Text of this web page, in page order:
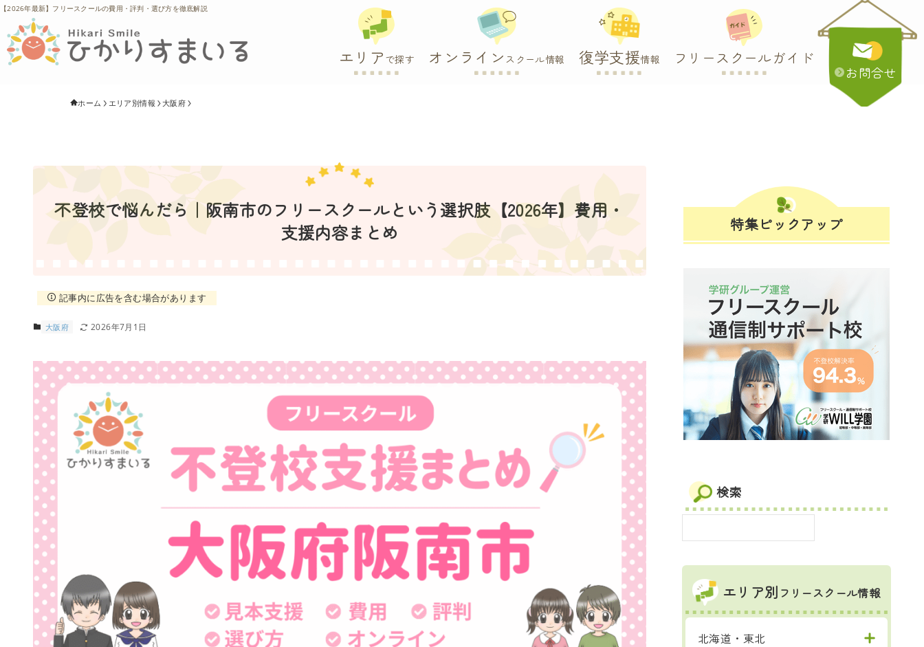
【2026年最新】フリースクールの費用・評判・選び方を徹底解説
エリア で探す オンライン スクール情報 復学支援情報 フリースクールガイド
お問合せ
ホーム エリア別情報 大阪府
不登校で悩んだら｜阪南市のフリースクールという選択肢【2026年】費用・
支援内容まとめ
記事内に広告を含む場合があります
大阪府 2026年7月1日
特集ピックアップ
検索
エリア別 フリースクール情報
北海道・東北